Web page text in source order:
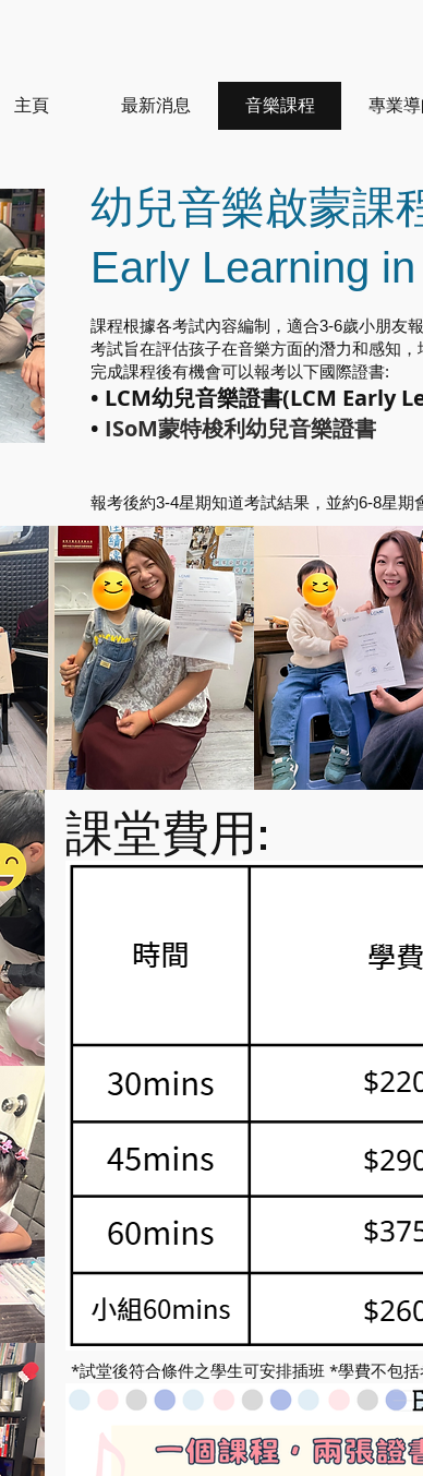
主頁 最新消息 音樂課程 專業
幼兒音樂啟蒙課
Early Learning
課程根據各考試內容編制，適合3-6歲小朋友
考試旨在評估孩子在音樂方面的潛力和感知
完成課程後有機會可以報考以下國際證書:
• LCM幼兒音樂證書(LCM Early
• ISoM蒙特梭利幼兒音樂證書
報考後約3-4星期知道考試結果，並約6-8星期
課堂費用:
*試堂後符合條件之學生可安排插班 *學費不包